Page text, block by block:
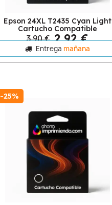
Epson 24XL T2435 Cyan Light
Cartucho Compatible
3,90 € 2,92 €
Entrega mañana
-25%